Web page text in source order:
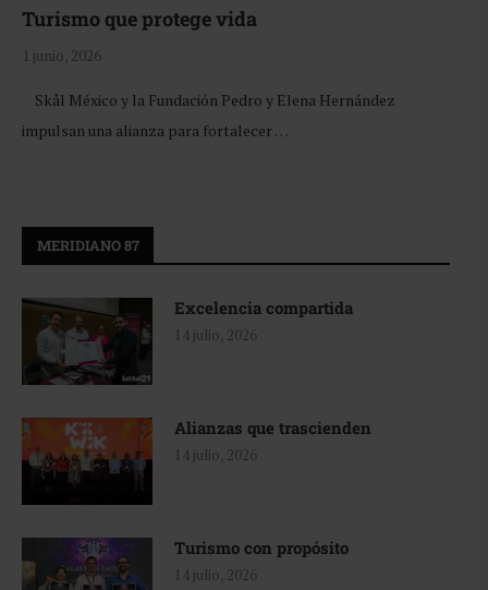
Turismo que protege vida
1 junio, 2026
Skål México y la Fundación Pedro y Elena Hernández
impulsan una alianza para fortalecer …
MERIDIANO 87
Excelencia compartida
14 julio, 2026
Alianzas que trascienden
14 julio, 2026
Turismo con propósito
14 julio, 2026